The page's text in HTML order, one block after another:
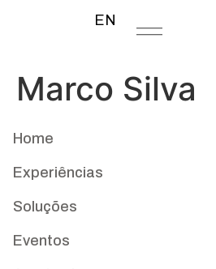
EN
Marco Silva
Home
Experiências
Soluções
Eventos